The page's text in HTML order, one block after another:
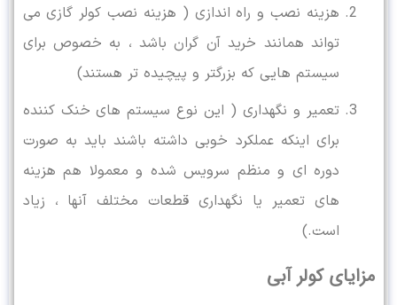
هزینه نصب و راه اندازی ( هزینه نصب کولر گازی می
تواند همانند خرید آن گران باشد ، به خصوص برای
سیستم هایی که بزرگتر و پیچیده تر هستند)
تعمیر و نگهداری ( این نوع سیستم های خنک کننده
برای اینکه عملکرد خوبی داشته باشند باید به صورت
دوره ای و منظم سرویس شده و معمولا هم هزینه
های تعمیر یا نگهداری قطعات مختلف آنها ، زیاد
است.)
مزایای کولر آبی